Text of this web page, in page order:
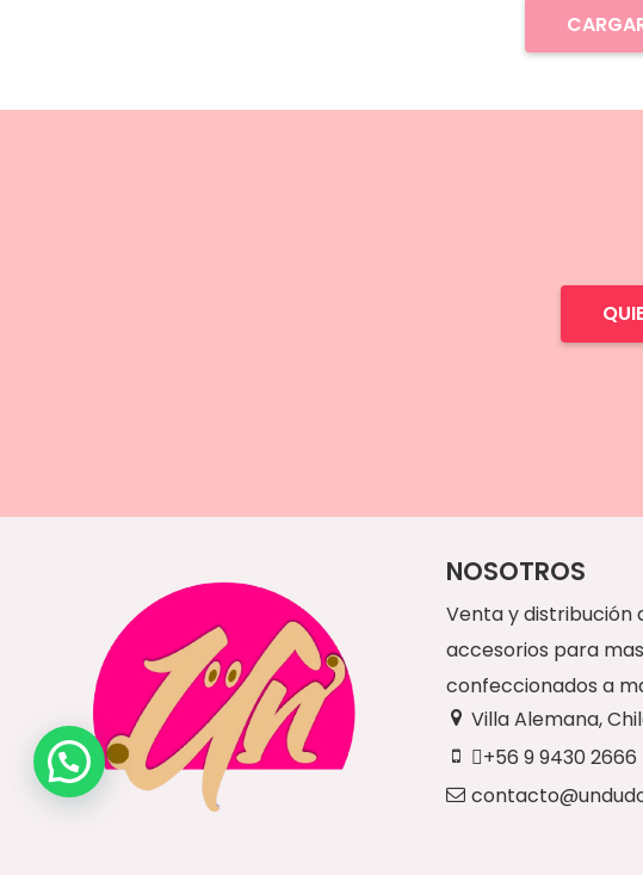
NOSOTROS
Venta y distribución
accesorios para
confeccionados a
Villa Alemana,
+56 9 9430 2666